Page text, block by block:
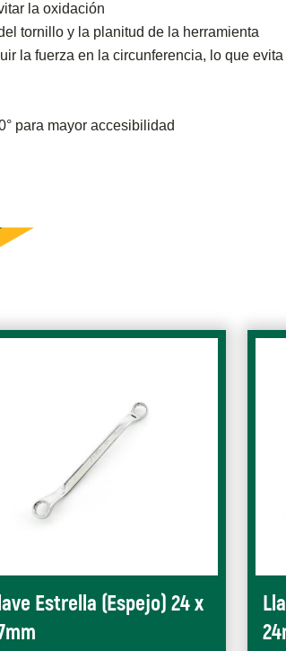
la oxidación
tornillo y la planitud de la herramienta
la fuerza en la circunferencia, lo que
para mayor accesibilidad
Estrella (Espejo) 24 x